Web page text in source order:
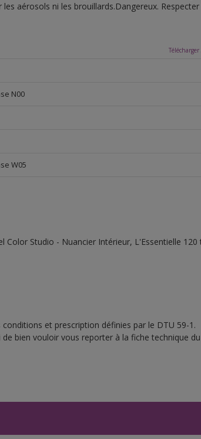
aérosols ni les brouillards.Dangereux. Respecter
N00
W05
Color Studio - Nuancier Intérieur, L'Essentielle 120
et prescription définies par le DTU 59-1.
bien vouloir vous reporter à la fiche technique